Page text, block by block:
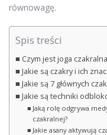
równowagę.
Spis treści
Czym jest joga
Jakie są czakry i ich
Jakie są 7 głównych
Jakie są techniki
Jaką rolę odgrywa
czakralnej?
Jakie asany aktywują